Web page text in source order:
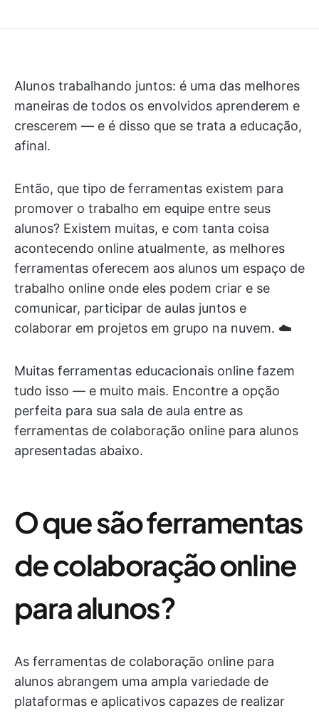
Alunos trabalhando juntos: é uma das melhores
maneiras de todos os envolvidos aprenderem e
crescerem — e é disso que se trata a educação,
afinal.
Então, que tipo de ferramentas existem para
promover o trabalho em equipe entre seus
alunos? Existem muitas, e com tanta coisa
acontecendo online atualmente, as melhores
ferramentas oferecem aos alunos um espaço de
trabalho online onde eles podem criar e se
comunicar, participar de aulas juntos e
colaborar em projetos em grupo na nuvem. ☁️
Muitas ferramentas educacionais online fazem
tudo isso — e muito mais. Encontre a opção
perfeita para sua sala de aula entre as
ferramentas de colaboração online para alunos
apresentadas abaixo.
O que são ferramentas
de colaboração online
para alunos?
As ferramentas de colaboração online para
alunos abrangem uma ampla variedade de
plataformas e aplicativos capazes de realizar